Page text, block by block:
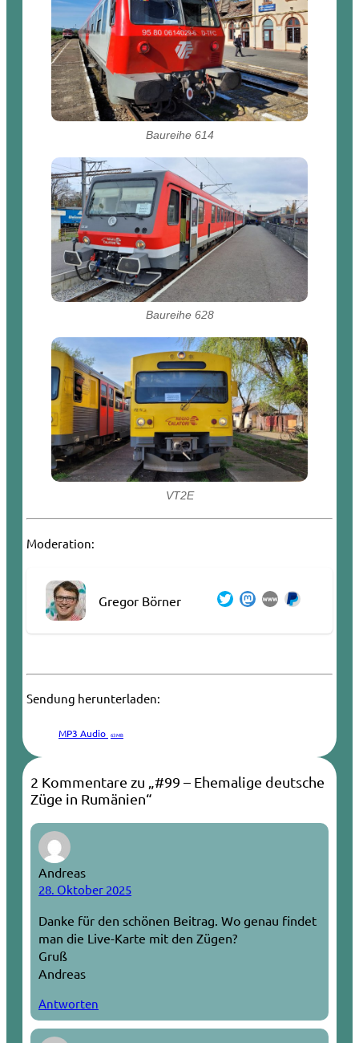
Baureihe 614
Baureihe 628
VT2E
Moderation:
Gregor Börner
Sendung herunterladen:
MP3 Audio 63 MB
2 Kommentare zu „#99 – Ehemalige deutsche
Züge in Rumänien“
Andreas
28. Oktober 2025
Danke für den schönen Beitrag. Wo genau findet
man die Live-Karte mit den Zügen?
Gruß
Andreas
Antworten